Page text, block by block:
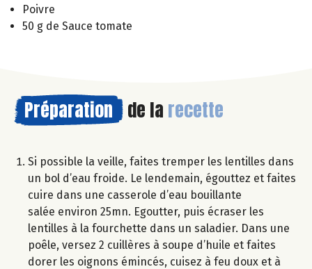
Poivre
50 g de Sauce tomate
Préparation de la recette
Si possible la veille, faites tremper les lentilles dans
un bol d’eau froide. Le lendemain, égouttez et faites
cuire dans une casserole d’eau bouillante
salée environ 25mn. Egoutter, puis écraser les
lentilles à la fourchette dans un saladier. Dans une
poêle, versez 2 cuillères à soupe d’huile et faites
dorer les oignons émincés, cuisez à feu doux et à